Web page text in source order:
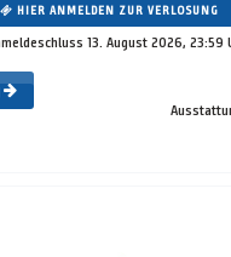
HIER ANMELDEN ZUR VERLOSUNG
13. August 2026, 23:59